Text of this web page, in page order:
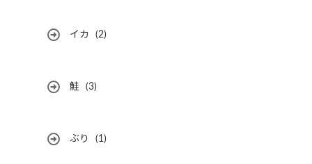
イカ (2)
鮭 (3)
ぶり (1)